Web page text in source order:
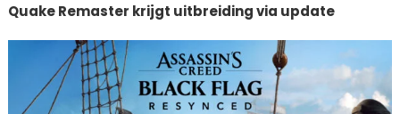
Quake Remaster krijgt uitbreiding via update